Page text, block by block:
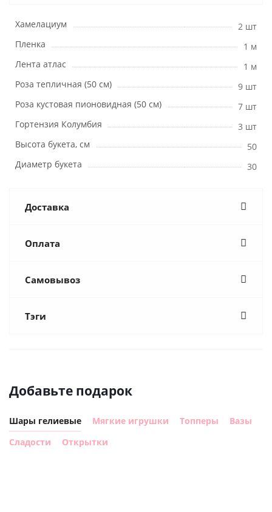
Хамелациум
2 шт
Пленка
1 м
Лента атлас
1 м
Роза тепличная (50 см)
9 шт
Роза кустовая пионовидная (50 см)
7 шт
Гортензия Колумбия
3 шт
Высота букета, см
50
Диаметр букета
30
Доставка
Оплата
Самовывоз
Тэги
Добавьте подарок
Шары гелиевые Мягкие игрушки Топперы
Вазы
Сладости
Открытки